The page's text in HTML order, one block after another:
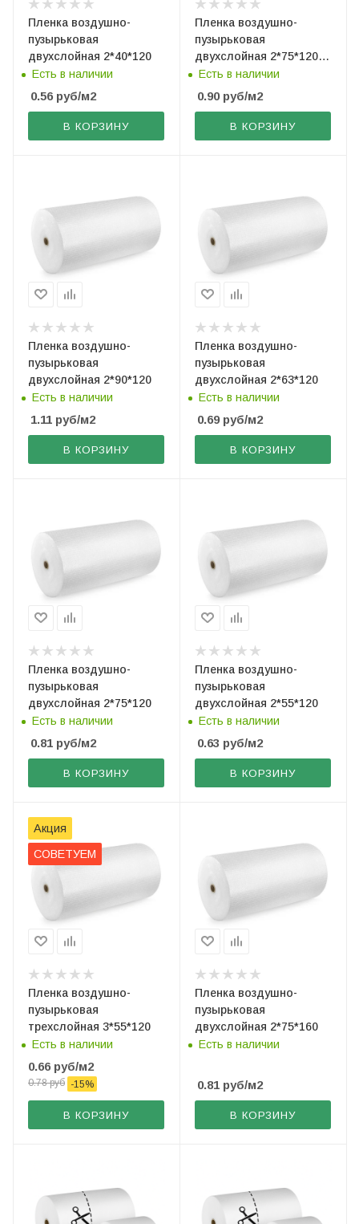
Пленка воздушно-
пузырьковая
двухслойная 2*40*120
Есть в наличии
0.56 руб/м2
В КОРЗИНУ
Пленка воздушно-
пузырьковая
двухслойная 2*75*120
(рез. по 30 см)
Есть в наличии
0.90 руб/м2
В КОРЗИНУ
Пленка воздушно-
пузырьковая
двухслойная 2*90*120
Есть в наличии
1.11 руб/м2
В КОРЗИНУ
Пленка воздушно-
пузырьковая
двухслойная 2*63*120
Есть в наличии
0.69 руб/м2
В КОРЗИНУ
Пленка воздушно-
пузырьковая
двухслойная 2*75*120
Есть в наличии
0.81 руб/м2
В КОРЗИНУ
Пленка воздушно-
пузырьковая
двухслойная 2*55*120
Есть в наличии
0.63 руб/м2
В КОРЗИНУ
Акция
СОВЕТУЕМ
Пленка воздушно-
пузырьковая
трехслойная 3*55*120
Есть в наличии
0.66 руб/м2
0.78руб -15%
В КОРЗИНУ
Пленка воздушно-
пузырьковая
двухслойная 2*75*160
Есть в наличии
0.81 руб/м2
В КОРЗИНУ